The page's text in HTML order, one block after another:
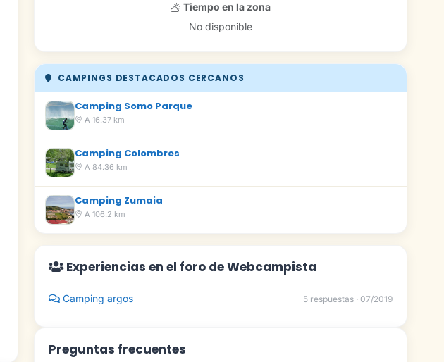
Tiempo en la zona
No disponible
CAMPINGS DESTACADOS CERCANOS
Camping Somo Parque
A 16.37 km
Camping Colombres
A 84.36 km
Camping Zumaia
A 106.2 km
Experiencias en el foro de Webcampista
Camping argos 5 respuestas · 07/2019
Preguntas frecuentes